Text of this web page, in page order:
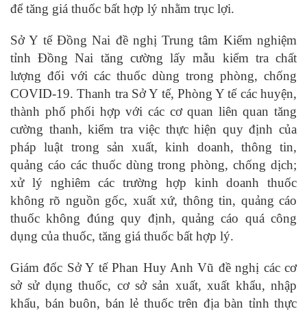
để tăng giá thuốc bất hợp lý nhằm trục lợi.
Sở Y tế Đồng Nai đề nghị Trung tâm Kiểm nghiệm
tỉnh Đồng Nai tăng cường lấy mẫu kiểm tra chất
lượng đối với các thuốc dùng trong phòng, chống
COVID-19. Thanh tra Sở Y tế, Phòng Y tế các huyện,
thành phố phối hợp với các cơ quan liên quan tăng
cường thanh, kiểm tra việc thực hiện quy định của
pháp luật trong sản xuất, kinh doanh, thông tin,
quảng cáo các thuốc dùng trong phòng, chống dịch;
xử lý nghiêm các trường hợp kinh doanh thuốc
không rõ nguồn gốc, xuất xứ, thông tin, quảng cáo
thuốc không đúng quy định, quảng cáo quá công
dụng của thuốc, tăng giá thuốc bất hợp lý.
Giám đốc Sở Y tế Phan Huy Anh Vũ đề nghị các cơ
sở sử dụng thuốc, cơ sở sản xuất, xuất khẩu, nhập
khẩu, bán buôn, bán lẻ thuốc trên địa bàn tỉnh thực